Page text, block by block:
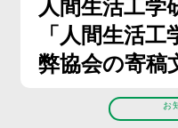
人間生活工学
「人間生活
弊協会の寄稿
お